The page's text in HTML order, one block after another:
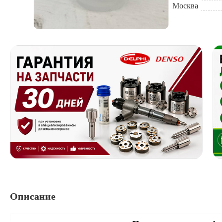
Москва
Описание